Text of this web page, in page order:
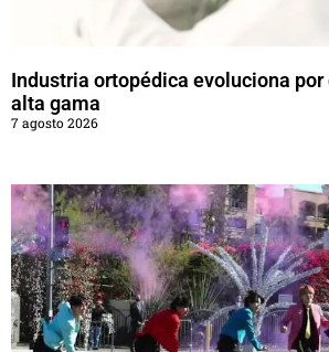
Industria ortopédica evoluciona
alta gama
7 agosto 2026